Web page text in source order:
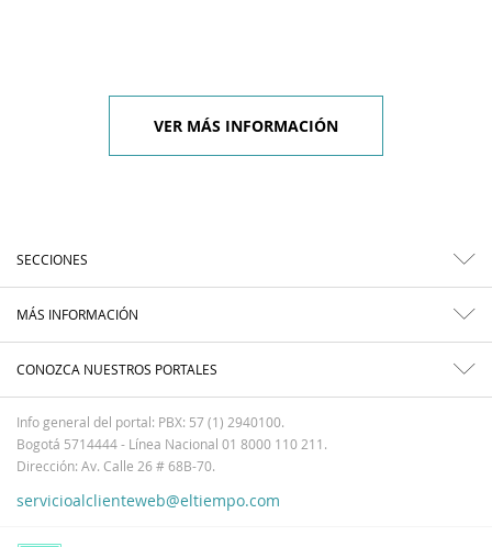
VER MÁS INFORMACIÓN
SECCIONES
MÁS INFORMACIÓN
CONOZCA NUESTROS PORTALES
Info general del portal: PBX: 57 (1) 2940100.
Bogotá 5714444 - Línea Nacional 01 8000 110 211.
Dirección: Av. Calle 26 # 68B-70.
servicioalclienteweb@eltiempo.com